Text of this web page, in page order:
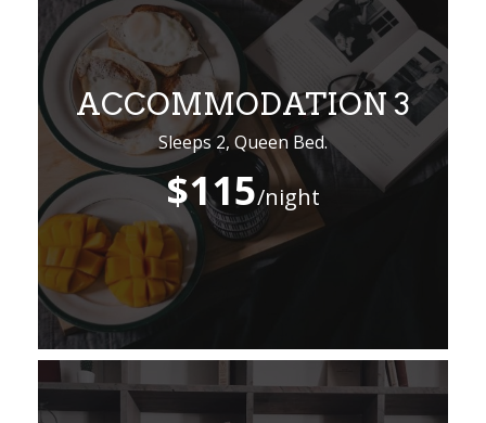
ACCOMMODATION 3
Sleeps 2, Queen Bed.
$115/night